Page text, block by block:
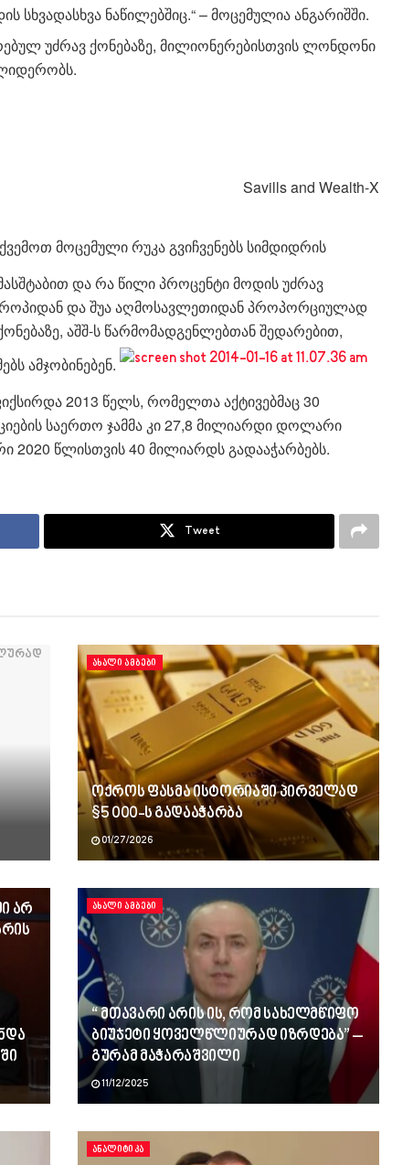
სხვადასხვა ნაწილებშიც.“ – მოცემულია ანგარიშში.
უძრავ ქონებაზე, მილიონერებისთვის ლონდონი
Savills and Wealth-X
ქვემოთ მოცემული რუკა გვიჩვენებს სიმდიდრის
და რა წილი პროცენტი მოდის უძრავ
და შუა აღმოსავლეთიდან პროპორციულად
აშშ-ს წარმომადგენლებთან შედარებით,
ამჯობინებენ.
2013 წელს, რომელთა აქტივებმაც 30
საერთო ჯამმა კი 27,8 მილიარდი დოლარი
2020 წლისთვის 40 მილიარდს გადააჭარბებს.
Tweet
ᲐᲮᲐᲚᲘ ᲐᲛᲑᲔᲑᲘ
ოქროს ფასმა ისტორიაში პირველად
$5 000-ს გადააჭარბა
01/27/2026
არ
ᲐᲮᲐᲚᲘ ᲐᲛᲑᲔᲑᲘ
“ მთავარი არის ის, რომ სახელმწიფო
ბიუჯეტი ყოველწლიურად იზრდება” –
გურამ მაჭარაშვილი
11/12/2025
ᲐᲜᲐᲚᲘᲢᲘᲙᲐ